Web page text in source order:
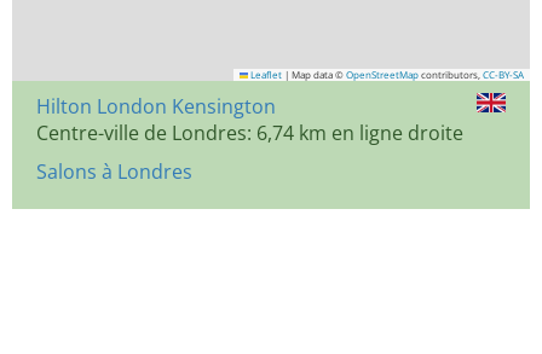
Leaflet | Map data © OpenStreetMap contributors, CC-BY-SA
Hilton London Kensington
Centre-ville de Londres: 6,74 km en ligne droite
Salons à Londres